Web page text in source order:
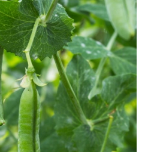
DOMOWE
W NATURZE
GRZYBY